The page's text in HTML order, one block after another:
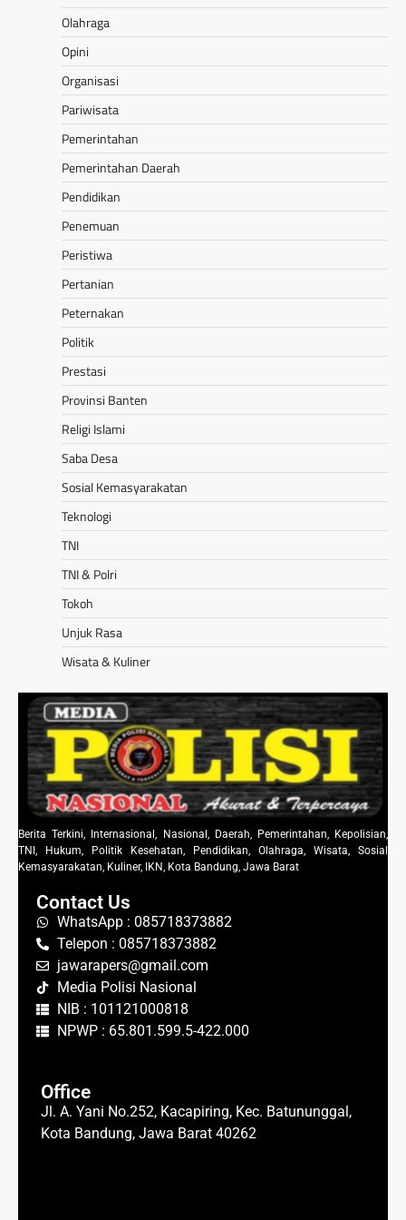
Olahraga
Opini
Organisasi
Pariwisata
Pemerintahan
Pemerintahan Daerah
Pendidikan
Penemuan
Peristiwa
Pertanian
Peternakan
Politik
Prestasi
Provinsi Banten
Religi Islami
Saba Desa
Sosial Kemasyarakatan
Teknologi
TNI
TNI & Polri
Tokoh
Unjuk Rasa
Wisata & Kuliner
Berita Terkini, Internasional, Nasional, Daerah, Pemerintahan, Kepolisian,
TNI, Hukum, Politik Kesehatan, Pendidikan, Olahraga, Wisata, Sosial
Kemasyarakatan, Kuliner, IKN, Kota Bandung, Jawa Barat
Contact Us
WhatsApp : 085718373882
Telepon : 085718373882
jawarapers@gmail.com
Media Polisi Nasional
NIB : 101121000818
NPWP : 65.801.599.5-422.000
Office
Jl. A. Yani No.252, Kacapiring, Kec. Batununggal,
Kota Bandung, Jawa Barat 40262